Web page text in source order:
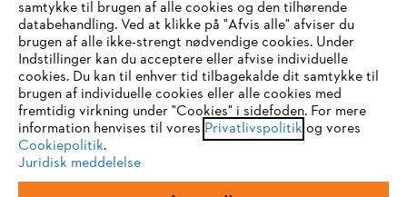
Generelle vilkår og betingelser Privatlivspolitik
Juridisk meddelelse Cookies
Juridisk information
UNTERSTÜTZT
Sie nutzen einen Browser, den wir noch nicht unterstützen. Für
eine optimale Nutzung unserer Seite empfehlen wir Ihnen, zu
einem der folgenden Browser zu wechseln:
Firefox Chrome
samtykke til brugen af alle cookies og den tilhørende
databehandling. Ved at klikke på "Afvis alle" afviser du
brugen af alle ikke-strengt nødvendige cookies. Under
Indstillinger kan du acceptere eller afvise individuelle
cookies. Du kan til enhver tid tilbagekalde dit samtykke til
brugen af individuelle cookies eller alle cookies med
fremtidig virkning under "Cookies" i sidefoden. For mere
information henvises til vores Privatlivspolitik og vores
Cookiepolitik.
Juridisk meddelelse